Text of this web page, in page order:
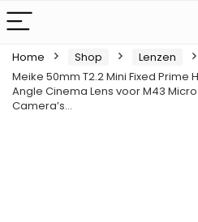
Home Shop Lenzen
Meike 50mm T2.2 Mini Fixed
Angle Cinema Lens voor M43 Micro
Camera’s…